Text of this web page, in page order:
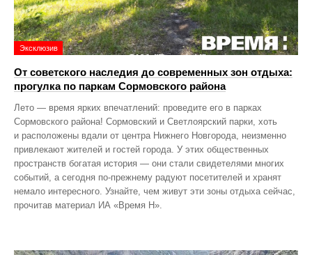
Эксклюзив
От советского наследия до современных зон отдыха:
прогулка по паркам Сормовского района
Лето — время ярких впечатлений: проведите его в парках
Сормовского района! Сормовский и Светлоярский парки, хоть
и расположены вдали от центра Нижнего Новгорода, неизменно
привлекают жителей и гостей города. У этих общественных
пространств богатая история — они стали свидетелями многих
событий, а сегодня по‑прежнему радуют посетителей и хранят
немало интересного. Узнайте, чем живут эти зоны отдыха сейчас,
прочитав материал ИА «Время Н».